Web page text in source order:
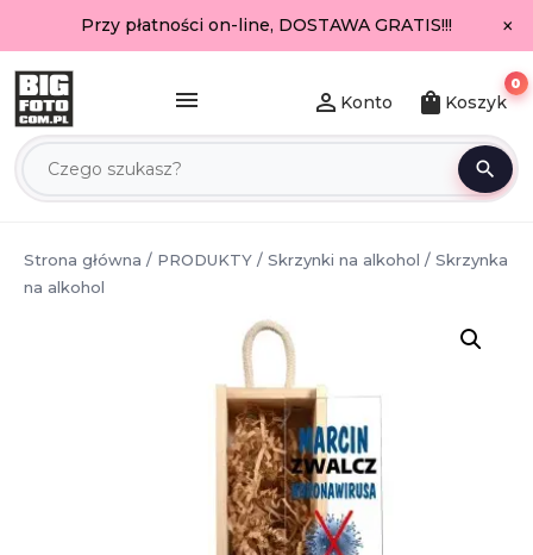
Przy płatności on-line, DOSTAWA GRATIS!!! ×
menu
search
person_outline Konto shopping_bag Koszyk
0
Strona główna / PRODUKTY / Skrzynki na alkohol / Skrzynka
na alkohol